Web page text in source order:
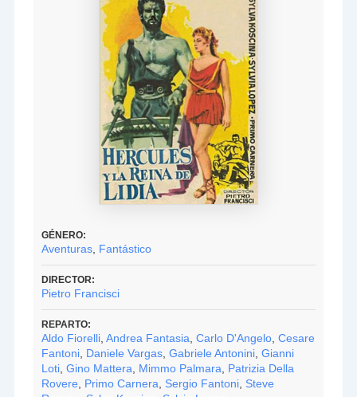
GÉNERO:
Aventuras Fantástico
DIRECTOR:
Pietro Francisci
REPARTO:
Aldo Fiorelli ,Andrea Fantasia ,Carlo D'Angelo ,Cesare
Fantoni Daniele Vargas ,Gabriele Antonini ,Gianni
Loti ,Gino Mattera Mimmo Palmara
Patrizia Della
Rovere
Primo Carnera Sergio Fantoni Steve